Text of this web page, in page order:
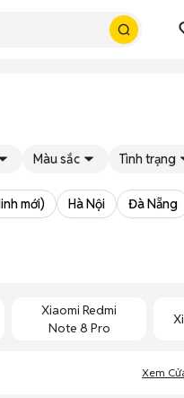
Màu sắc Tình trạng
mới) Hà Nội Đà Nẵng
Xiaomi Redmi
Note 8 Pro
Xem